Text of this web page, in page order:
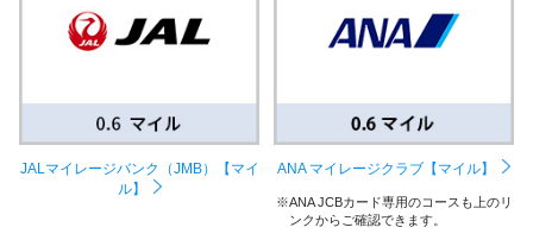
JALマイレージバンク（JMB）【マイ
ル】
ANA マイレージクラブ【マイル】
ANA JCBカード専用のコースも上のリ
ンクからご確認できます。